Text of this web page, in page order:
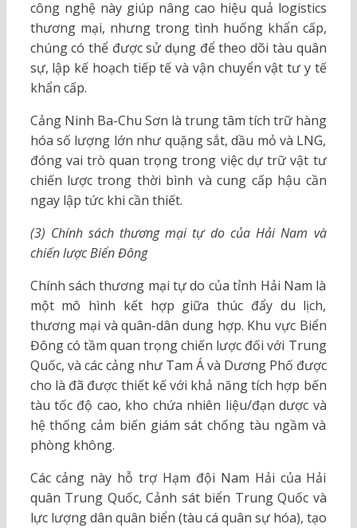
công nghệ này giúp nâng cao hiệu quả logistics
thương mại, nhưng trong tình huống khẩn cấp,
chúng có thể được sử dụng để theo dõi tàu quân
sự, lập kế hoạch tiếp tế và vận chuyển vật tư y tế
khẩn cấp.
Cảng Ninh Ba-Chu Sơn là trung tâm tích trữ hàng
hóa số lượng lớn như quặng sắt, dầu mỏ và LNG,
đóng vai trò quan trọng trong việc dự trữ vật tư
chiến lược trong thời bình và cung cấp hậu cần
ngay lập tức khi cần thiết.
(3) Chính sách thương mại tự do của Hải Nam và
chiến lược Biển Đông
Chính sách thương mại tự do của tỉnh Hải Nam là
một mô hình kết hợp giữa thúc đẩy du lịch,
thương mại và quân-dân dung hợp. Khu vực Biển
Đông có tầm quan trọng chiến lược đối với Trung
Quốc, và các cảng như Tam Á và Dương Phố được
cho là đã được thiết kế với khả năng tích hợp bến
tàu tốc độ cao, kho chứa nhiên liệu/đạn dược và
hệ thống cảm biến giám sát chống tàu ngầm và
phòng không.
Các cảng này hỗ trợ Hạm đội Nam Hải của Hải
quân Trung Quốc, Cảnh sát biển Trung Quốc và
lực lượng dân quân biển (tàu cá quân sự hóa), tạo